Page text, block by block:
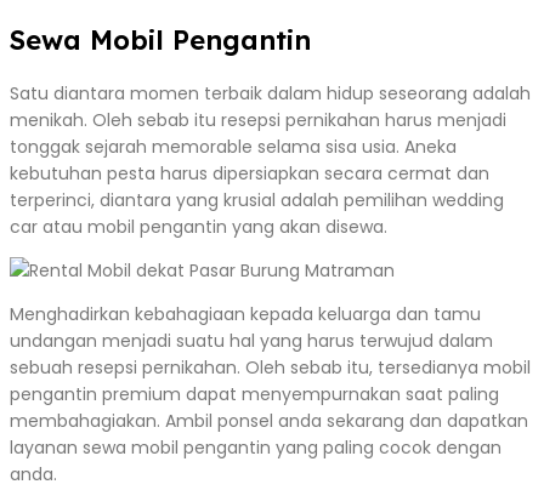
Sewa Mobil Pengantin
Satu diantara momen terbaik dalam hidup seseorang adalah
menikah. Oleh sebab itu resepsi pernikahan harus menjadi
tonggak sejarah memorable selama sisa usia. Aneka
kebutuhan pesta harus dipersiapkan secara cermat dan
terperinci, diantara yang krusial adalah pemilihan wedding
car atau mobil pengantin yang akan disewa.
Menghadirkan kebahagiaan kepada keluarga dan tamu
undangan menjadi suatu hal yang harus terwujud dalam
sebuah resepsi pernikahan. Oleh sebab itu, tersedianya mobil
pengantin premium dapat menyempurnakan saat paling
membahagiakan. Ambil ponsel anda sekarang dan dapatkan
layanan sewa mobil pengantin yang paling cocok dengan
anda.